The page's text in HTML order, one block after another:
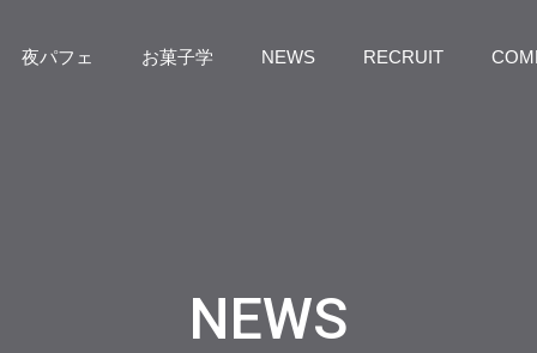
夜パフェ お菓子学 NEWS RECRUIT
NEWS